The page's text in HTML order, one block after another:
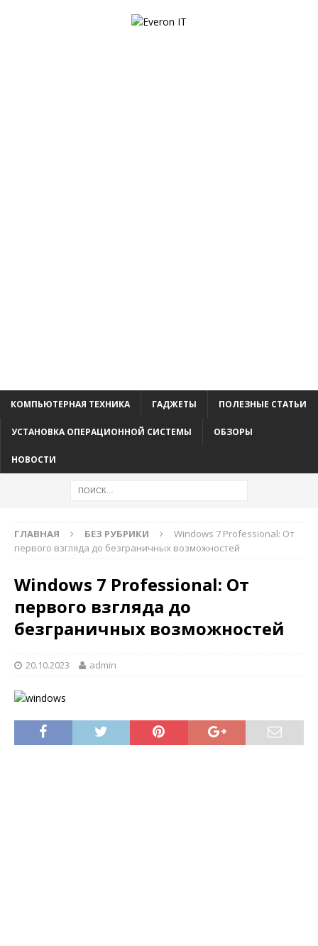
КОМПЬЮТЕРНАЯ ТЕХНИКА ГАДЖЕТЫ ПОЛЕЗНЫЕ СТАТЬИ
УСТАНОВКА ОПЕРАЦИОННОЙ СИСТЕМЫ ОБЗОРЫ
НОВОСТИ
ГЛАВНАЯ БЕЗ РУБРИКИ
Windows 7 Professional: От
первого взгляда до безграничных возможностей
Windows 7 Professional: От
первого взгляда до
безграничных возможностей
20.10.2023 admin